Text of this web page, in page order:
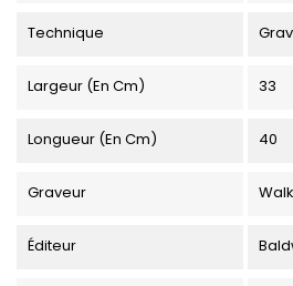
Technique
Largeur (en Cm) 33
Longueur (en Cm) 40
Graveur
Éditeur